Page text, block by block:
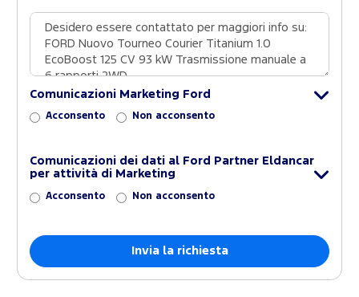
Comunicazioni Marketing Ford
Acconsento Non acconsento
Comunicazioni dei dati al Ford Partner Eldancar
per attività di Marketing
Acconsento Non acconsento